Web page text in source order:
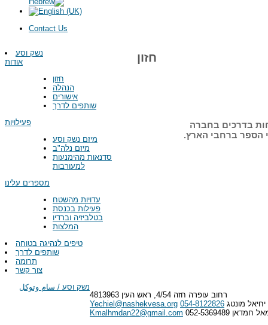
Contact Us
נשק וסע
אודות
חזון
הנהלה
אישורים
שותפים לדרך
פעילויות
מיזם נשק וסע
מיזם נלה"ב
סדנאות מהימנעות
למעורבות
מספרים עלינו
עדויות מהשטח
פעילות בכנסת
בטלביזיה וברדיו
המלצות
טיפים לנהיגה בטוחה
שותפים לדרך
תרומה
צור קשר
חזון
בדרכים בחברה
הספר ברחבי הארץ.
נשק וסע / سام وتوكل
רחוב עופרה חזה 4/54, ראש העין 4813963
מונטג 054-8122826
Yechiel@nashekvesa.org
חמדאן 052-5369489
Kmalhmdan22@gmail.com